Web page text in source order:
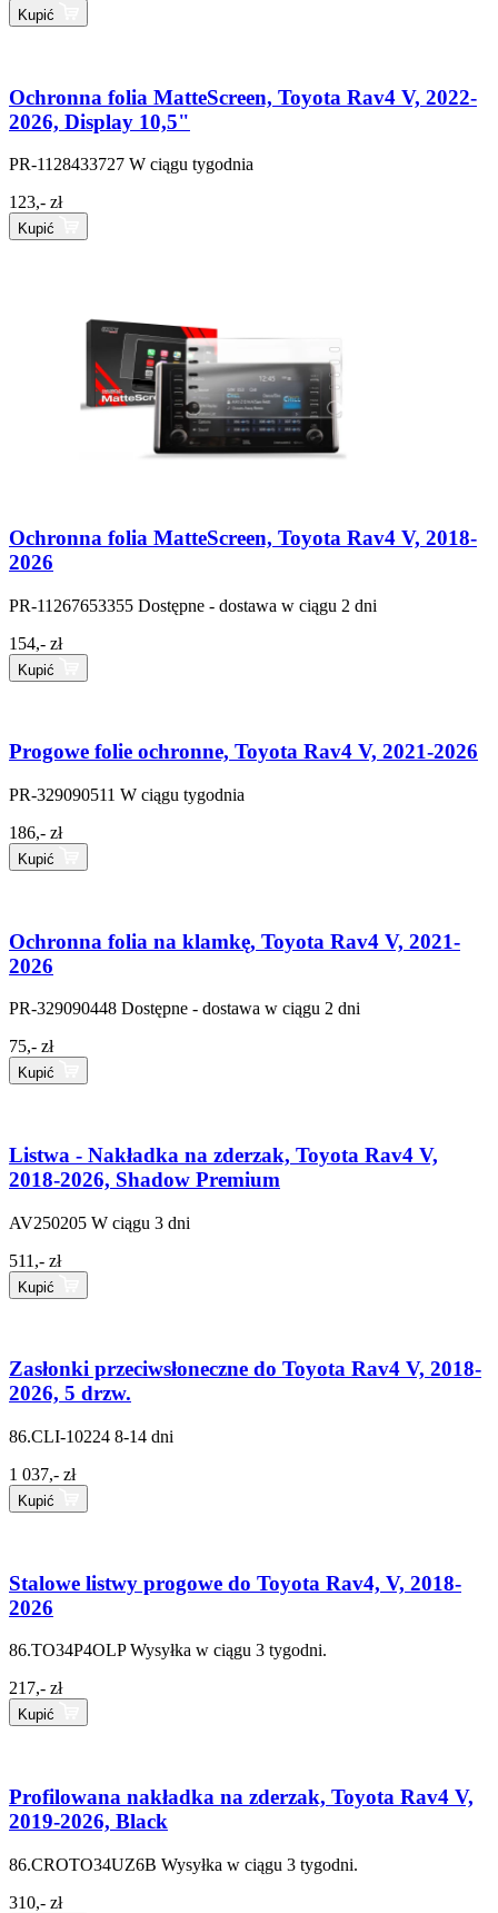
Kupić
Ochronna folia MatteScreen, Toyota Rav4 V, 2022-
2026, Display 10,5"
PR-1128433727 W ciągu tygodnia
123,- zł
Kupić
Ochronna folia MatteScreen, Toyota Rav4 V, 2018-
2026
PR-11267653355 Dostępne - dostawa w ciągu 2 dni
154,- zł
Kupić
Progowe folie ochronne, Toyota Rav4 V, 2021-2026
PR-329090511 W ciągu tygodnia
186,- zł
Kupić
Ochronna folia na klamkę, Toyota Rav4 V, 2021-
2026
PR-329090448 Dostępne - dostawa w ciągu 2 dni
75,- zł
Kupić
Listwa - Nakładka na zderzak, Toyota Rav4 V,
2018-2026, Shadow Premium
AV250205 W ciągu 3 dni
511,- zł
Kupić
Zasłonki przeciwsłoneczne do Toyota Rav4 V, 2018-
2026, 5 drzw.
86.CLI-10224 8-14 dni
1 037,- zł
Kupić
Stalowe listwy progowe do Toyota Rav4, V, 2018-
2026
86.TO34P4OLP Wysyłka w ciągu 3 tygodni.
217,- zł
Kupić
Profilowana nakładka na zderzak, Toyota Rav4 V,
2019-2026, Black
86.CROTO34UZ6B Wysyłka w ciągu 3 tygodni.
310,- zł